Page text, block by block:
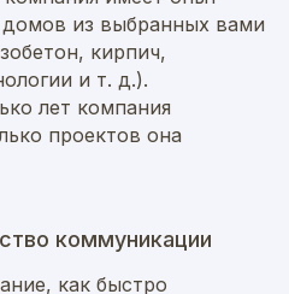
домов из выбранных вами
кирпич,
и т. д.).
лет компания
проектов она
коммуникации
как быстро